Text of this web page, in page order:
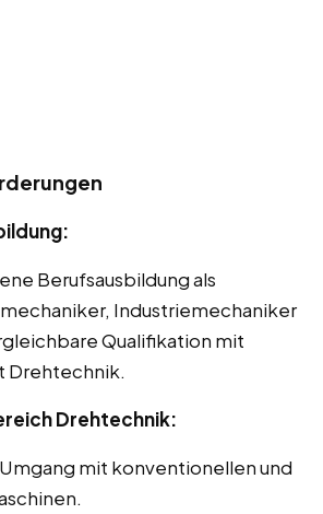
Berufsausbildung als
Industriemechaniker
Qualifikation mit
Drehtechnik.
Drehtechnik:
mit konventionellen und